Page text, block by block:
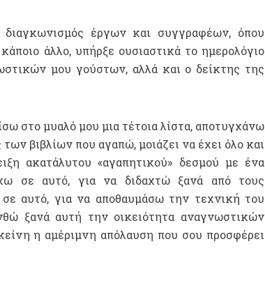
έργων και συγγραφέων, όπου
άλλο, υπήρξε ουσιαστικά το ημερολόγιο
μου γούστων, αλλά και ο δείκτης της
στο μυαλό μου μια τέτοια λίστα, αποτυγχάνω
βιβλίων που αγαπώ, μοιάζει να έχει όλο και
ακατάλυτου «αγαπητικού» δεσμού με ένα
σε αυτό, για να διδαχτώ ξανά από τους
αυτό, για να αποθαυμάσω την τεχνική του
ξανά αυτή την οικειότητα αναγνωστικών
η αμέριμνη απόλαυση που σου προσφέρει